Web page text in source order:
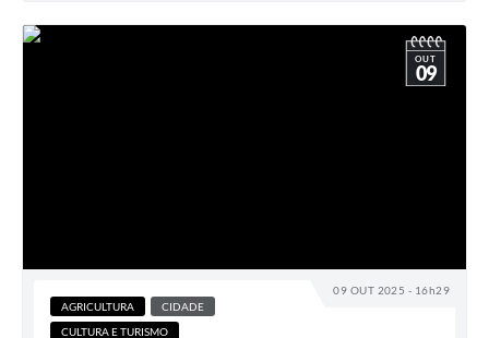
09 OUT 2025 - 16h29
OUT
09
AGRICULTURA
CIDADE
CULTURA E TURISMO